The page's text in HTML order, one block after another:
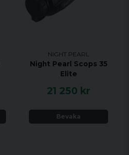
NIGHT PEARL
Night Pearl Scops 35
Elite
21 250 kr
Bevaka